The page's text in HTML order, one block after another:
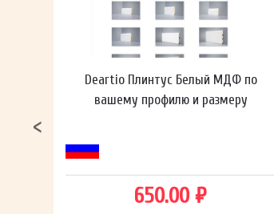
Deartio Плинтус Белый МДФ по
вашему профилю и размеру
650.00 ₽